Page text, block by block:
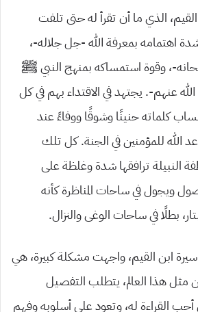
القيم، الذي ما أن تقرأ له حتى تلفت
اهتمامه بمعرفة الله -جل جلاله-،
، وقوة استمساكه بمنهج النبي ﷺ
عنهم-. يجتهد في الاقتداء بهم في كل
كلماته حنينًا وشوقًا ووفاءً عند
الله للمؤمنين في الجنة. كل تلك
النبيلة ترافقها شدة وغلظة على
ويجول في ساحات المناظرة كأنه
بطلًا في ساحات الوغى والنزال.
ابن القيم، واجهت مشكلة كبيرة، هي
مثل هذا العالم، يتطلب التفصيل
القراءة له، وتعود على أسلوبه وفهم